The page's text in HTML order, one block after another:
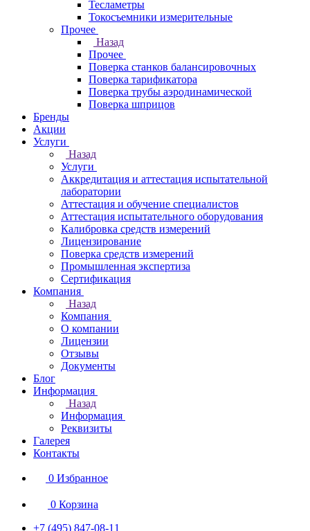
Тесламетры
Токосъемники измерительные
Прочее
Назад
Прочее
Поверка станков балансировочных
Поверка тарификатора
Поверка трубы аэродинамической
Поверка шприцов
Бренды
Акции
Услуги
Назад
Услуги
Аккредитация и аттестация испытательной
лаборатории
Аттестация и обучение специалистов
Аттестация испытательного оборудования
Калибровка средств измерений
Лицензирование
Поверка средств измерений
Промышленная экспертиза
Сертификация
Компания
Назад
Компания
О компании
Лицензии
Отзывы
Документы
Блог
Информация
Назад
Информация
Реквизиты
Галерея
Контакты
0 Избранное
0 Корзина
+7 (495) 847-08-11